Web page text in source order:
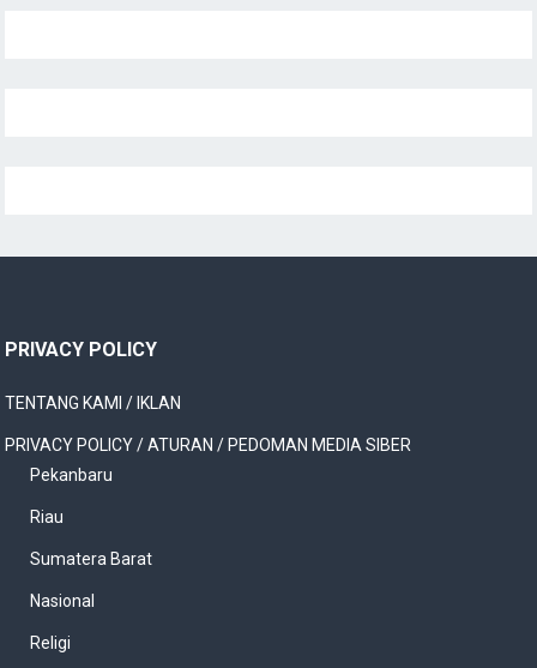
PRIVACY POLICY
TENTANG KAMI / IKLAN
PRIVACY POLICY / ATURAN / PEDOMAN MEDIA SIBER
Pekanbaru
Riau
Sumatera Barat
Nasional
Religi